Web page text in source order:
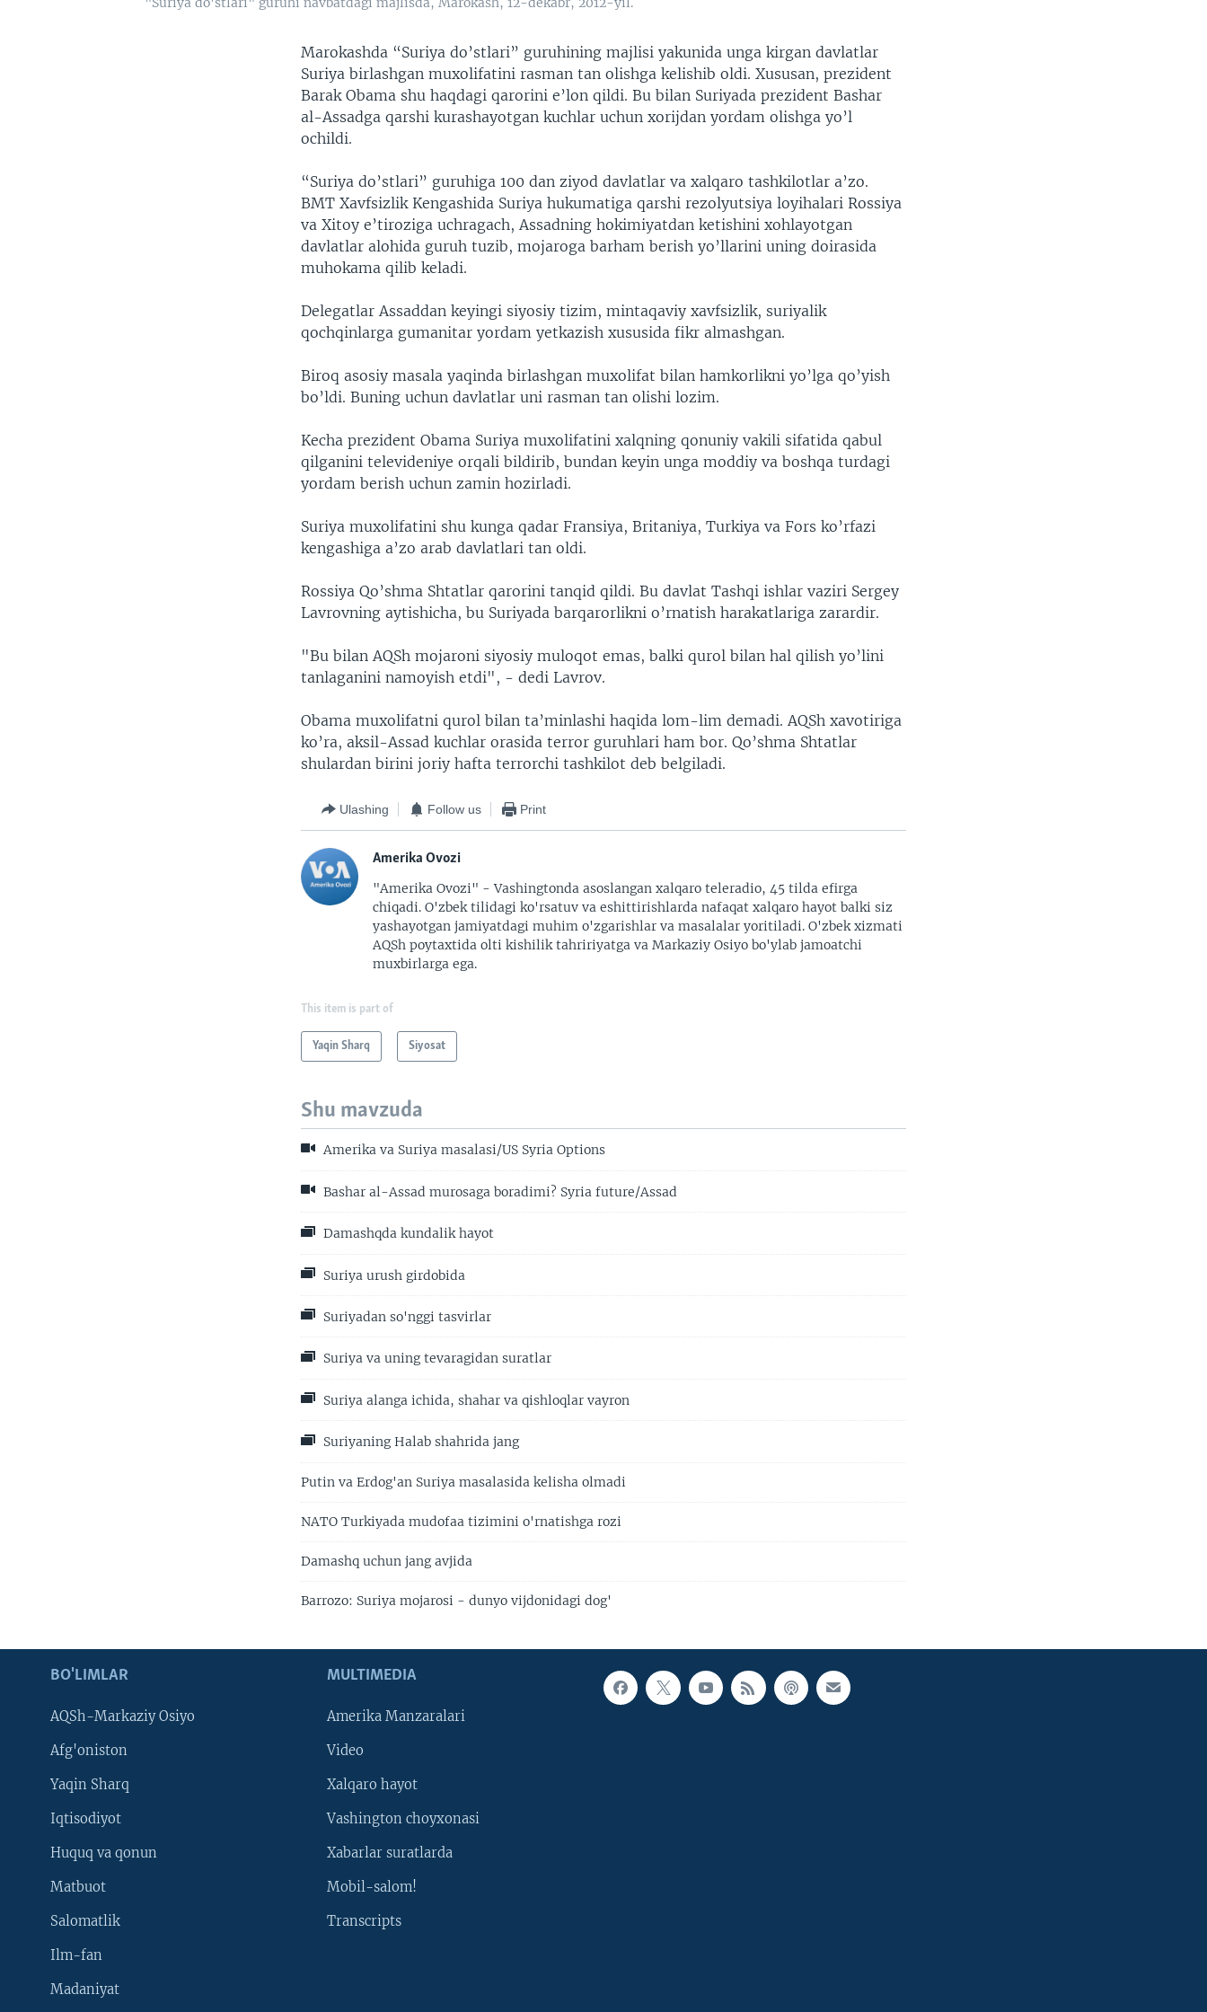
Marokashda “Suriya do’stlari” guruhining majlisi yakunida unga kirgan davlatlar
Suriya birlashgan muxolifatini rasman tan olishga kelishib oldi. Xususan, prezident
Barak Obama shu haqdagi qarorini e’lon qildi. Bu bilan Suriyada prezident Bashar
al-Assadga qarshi kurashayotgan kuchlar uchun xorijdan yordam olishga yo’l
ochildi.
“Suriya do’stlari” guruhiga 100 dan ziyod davlatlar va xalqaro tashkilotlar a’zo.
BMT Xavfsizlik Kengashida Suriya hukumatiga qarshi rezolyutsiya loyihalari Rossiya
va Xitoy e’tiroziga uchragach, Assadning hokimiyatdan ketishini xohlayotgan
davlatlar alohida guruh tuzib, mojaroga barham berish yo’llarini uning doirasida
muhokama qilib keladi.
Delegatlar Assaddan keyingi siyosiy tizim, mintaqaviy xavfsizlik, suriyalik
qochqinlarga gumanitar yordam yetkazish xususida fikr almashgan.
Biroq asosiy masala yaqinda birlashgan muxolifat bilan hamkorlikni yo’lga qo’yish
bo’ldi. Buning uchun davlatlar uni rasman tan olishi lozim.
Kecha prezident Obama Suriya muxolifatini xalqning qonuniy vakili sifatida qabul
qilganini televideniye orqali bildirib, bundan keyin unga moddiy va boshqa turdagi
yordam berish uchun zamin hozirladi.
Suriya muxolifatini shu kunga qadar Fransiya, Britaniya, Turkiya va Fors ko’rfazi
kengashiga a’zo arab davlatlari tan oldi.
Rossiya Qo’shma Shtatlar qarorini tanqid qildi. Bu davlat Tashqi ishlar vaziri Sergey
Lavrovning aytishicha, bu Suriyada barqarorlikni o’rnatish harakatlariga zarardir.
"Bu bilan AQSh mojaroni siyosiy muloqot emas, balki qurol bilan hal qilish yo’lini
tanlaganini namoyish etdi", - dedi Lavrov.
Obama muxolifatni qurol bilan ta’minlashi haqida lom-lim demadi. AQSh xavotiriga
ko’ra, aksil-Assad kuchlar orasida terror guruhlari ham bor. Qo’shma Shtatlar
shulardan birini joriy hafta terrorchi tashkilot deb belgiladi.
Ulashing Follow us Print
Amerika Ovozi
"Amerika Ovozi" - Vashingtonda asoslangan xalqaro teleradio, 45 tilda efirga
chiqadi. O'zbek tilidagi ko'rsatuv va eshittirishlarda nafaqat xalqaro hayot balki siz
yashayotgan jamiyatdagi muhim o'zgarishlar va masalalar yoritiladi. O'zbek xizmati
AQSh poytaxtida olti kishilik tahririyatga va Markaziy Osiyo bo'ylab jamoatchi
muxbirlarga ega.
This item is part of
Yaqin Sharq Siyosat
Shu mavzuda
Amerika va Suriya masalasi/US Syria Options
Bashar al-Assad murosaga boradimi? Syria future/Assad
Damashqda kundalik hayot
Suriya urush girdobida
Suriyadan so'nggi tasvirlar
Suriya va uning tevaragidan suratlar
Suriya alanga ichida, shahar va qishloqlar vayron
Suriyaning Halab shahrida jang
Putin va Erdog'an Suriya masalasida kelisha olmadi
NATO Turkiyada mudofaa tizimini o'rnatishga rozi
Damashq uchun jang avjida
Barrozo: Suriya mojarosi - dunyo vijdonidagi dog'
BO'LIMLAR
AQSh-Markaziy Osiyo
Afg'oniston
Yaqin Sharq
Iqtisodiyot
Huquq va qonun
Matbuot
Salomatlik
Ilm-fan
Madaniyat
MULTIMEDIA
Amerika Manzaralari
Video
Xalqaro hayot
Vashington choyxonasi
Xabarlar suratlarda
Mobil-salom!
Transcripts